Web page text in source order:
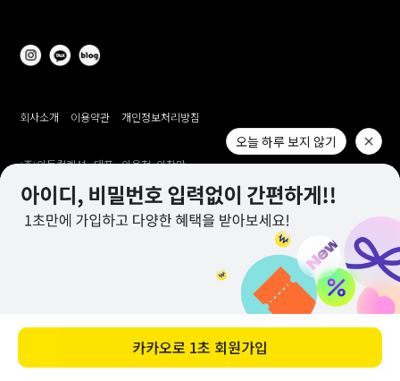
바로 구매하기
회사소개 이용약관 개인정보처리방침
(주)이투컬렉션대표 :이용철, 이창만
고객센터 :1644-2309(전화 상담 미 운영 / 문자 발신 전용)
개인정보 보호책임자 :이창만
주소 :대구시 남구 대명남로 192
오늘 하루 보지 않기
카카오로 1초 회원가입